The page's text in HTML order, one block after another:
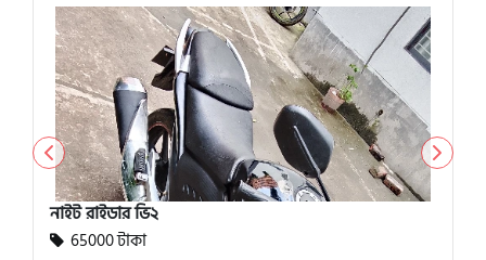
নাইট রাইডার ভি২
65000 টাকা